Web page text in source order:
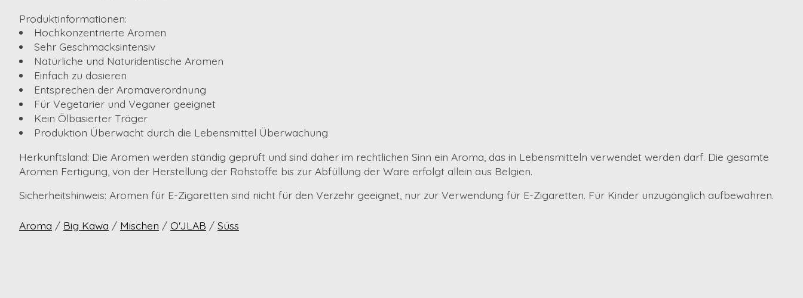
Produktinformationen:
Hochkonzentrierte Aromen
Sehr Geschmacksintensiv
Natürliche und Naturidentische Aromen
Einfach zu dosieren
Entsprechen der Aromaverordnung
Für Vegetarier und Veganer geeignet
Kein Ölbasierter Träger
Produktion Überwacht durch die Lebensmittel Überwachung
Herkunftsland: Die Aromen werden ständig geprüft und sind daher im rechtlichen Sinn ein Aroma, das in Lebensmitteln verwendet werden darf. Die gesamte
Aromen Fertigung, von der Herstellung der Rohstoffe bis zur Abfüllung der Ware erfolgt allein aus Belgien.
Sicherheitshinweis: Aromen für E-Zigaretten sind nicht für den Verzehr geeignet, nur zur Verwendung für E-Zigaretten. Für Kinder unzugänglich aufbewahren.
Aroma / Big Kawa / Mischen / O'JLAB / Süss